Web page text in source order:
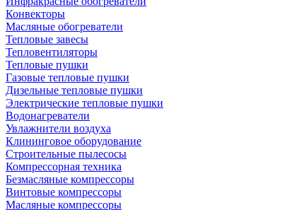
Конвекторы
Масляные обогреватели
Тепловые завесы
Тепловентиляторы
Тепловые пушки
Газовые тепловые пушки
Дизельные тепловые пушки
Электрические тепловые пушки
Водонагреватели
Увлажнители воздуха
Клининговое оборудование
Строительные пылесосы
Компрессорная техника
Безмасляные компрессоры
Винтовые компрессоры
Масляные компрессоры